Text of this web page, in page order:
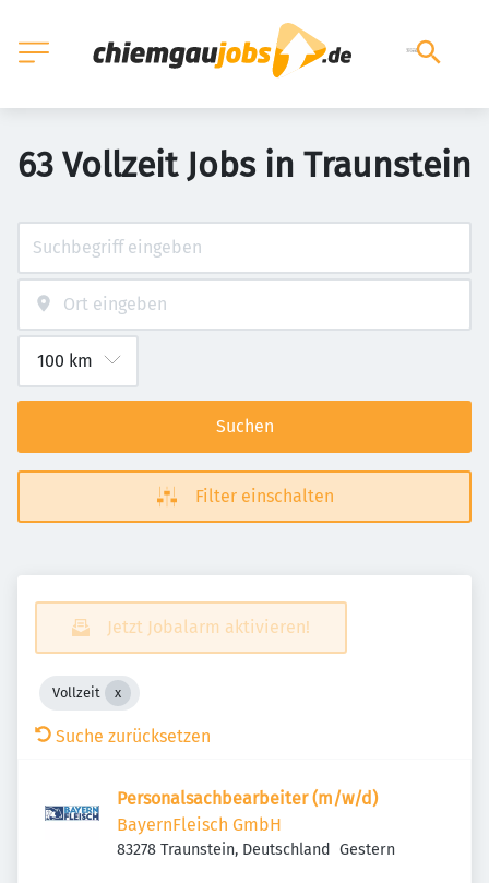
63 Vollzeit Jobs in Traunstein
Suchen
Filter einschalten
Jetzt Jobalarm aktivieren!
Vollzeit
Suche zurücksetzen
Personalsachbearbeiter (m/w/d)
BayernFleisch GmbH
83278 Traunstein, Deutschland Veröffentlicht
Gestern